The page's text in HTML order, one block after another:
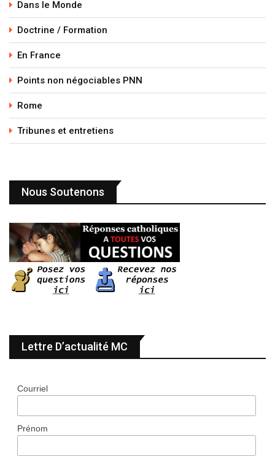
Dans le Monde
Doctrine / Formation
En France
Points non négociables PNN
Rome
Tribunes et entretiens
Nous Soutenons
Lettre D’actualité MC
Courriel
Prénom